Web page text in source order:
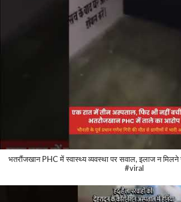
भतरौंजखान PHC में स्वास्थ्य व्यवस्था पर सवाल, इलाज न
#viral